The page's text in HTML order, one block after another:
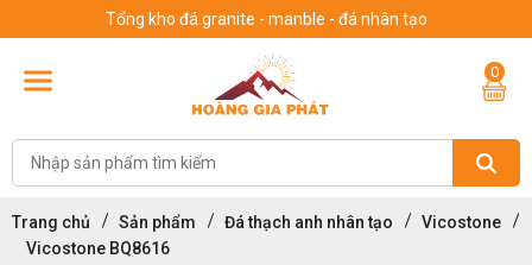
Tổng kho đá granite - manble - đá nhân tạo
0
Trang chủ Sản phẩm Đá thạch anh nhân tạo
Vicostone
Vicostone BQ8616